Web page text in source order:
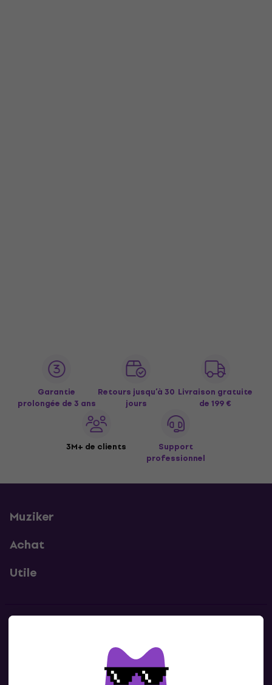
Garantie
prolongée de 3 ans
Retours jusqu’à 30
jours
Livraison gratuite
de 199 €
3M+ de clients
Support
professionnel
Muziker
Achat
Utile
Contacte nous